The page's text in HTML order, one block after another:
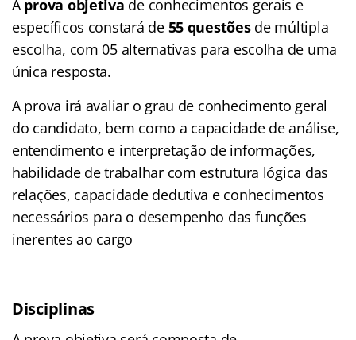
A prova objetiva de conhecimentos gerais e
específicos constará de 55 questõesde múltipla
escolha, com 05 alternativas para escolha de uma
única resposta.
A prova irá avaliar o grau de conhecimento geral
do candidato, bem como a capacidade de análise,
entendimento e interpretação de informações,
habilidade de trabalhar com estrutura lógica das
relações, capacidade dedutiva e conhecimentos
necessários para o desempenho das funções
inerentes ao cargo
Disciplinas